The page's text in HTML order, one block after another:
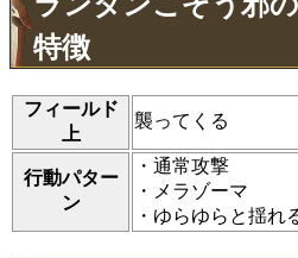
特徴
フィールド
上
襲ってくる
行動パター
ン
・通常攻撃
・メラゾーマ
・ゆらゆらと揺れ